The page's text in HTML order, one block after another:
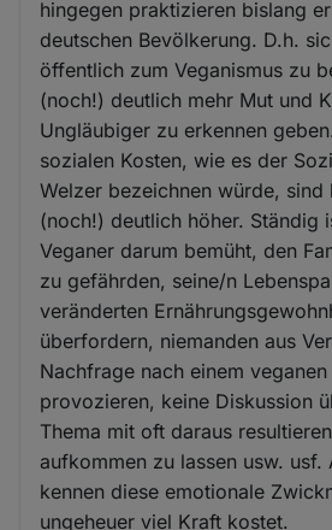
hingegen praktizieren bislang
deutschen Bevölkerung. D.h.
öffentlich zum Veganismus zu
(noch!) deutlich mehr Mut und
Ungläubiger zu erkennen
sozialen Kosten, wie es der
Welzer bezeichnen würde, sind
(noch!) deutlich höher. Ständig
Veganer darum bemüht, den
zu gefährden, seine/n
veränderten
überfordern, niemanden aus
Nachfrage nach einem
provozieren, keine Diskussion
Thema mit oft daraus
aufkommen zu lassen usw. usf.
kennen diese emotionale
ungeheuer viel Kraft kostet.